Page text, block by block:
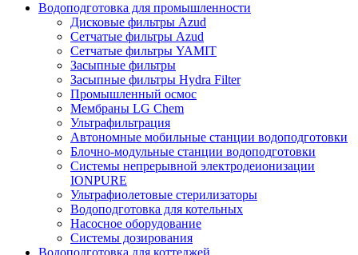
Водоподготовка для промышленности
Дисковые фильтры Azud
Сетчатые фильтры Azud
Сетчатые фильтры YAMIT
Засыпные фильтры
Засыпные фильтры Hydra Filter
Промышленный осмос
Мембраны LG Chem
Ультрафильтрация
Автономные мобильные станции водоподготовки
Блочно-модульные станции водоподготовки
Системы непрерывной электродеионизации
IONPURE
Ультрафиолетовые стерилизаторы
Водоподготовка для котельных
Насосное оборудование
Системы дозирования
Водоподготовка для коттеджей